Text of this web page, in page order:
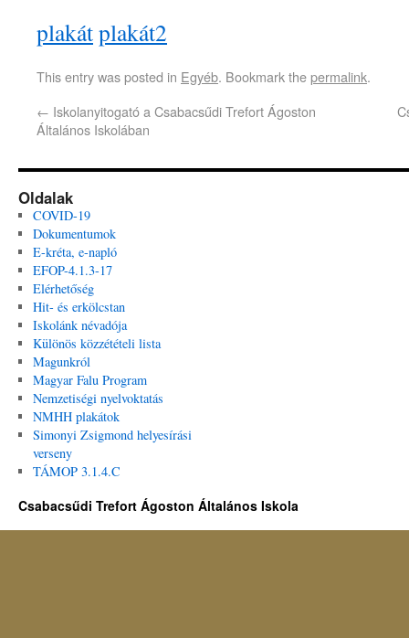
plakátplakát2
This entry was posted in Egyéb. Bookmark thepermalink.
← Iskolanyitogató a Csabacsűdi Trefort Ágoston
Általános Iskolában
Oldalak
COVID-19
Dokumentumok
E-kréta, e-napló
EFOP-4.1.3-17
Elérhetőség
Hit- és erkölcstan
Iskolánk névadója
Különös közzétételi lista
Magunkról
Magyar Falu Program
Nemzetiségi nyelvoktatás
NMHH plakátok
Simonyi Zsigmond helyesírási
verseny
TÁMOP 3.1.4.C
Csabacsűdi Trefort Ágoston Általános Iskola